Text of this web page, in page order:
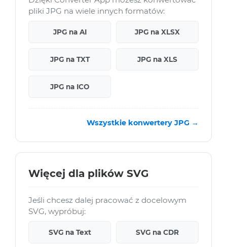
pliki JPG na wiele innych formatów:
JPG na AI JPG na XLSX
JPG na TXT JPG na XLS
JPG na ICO
Wszystkie konwertery JPG →
Więcej dla plików SVG
Jeśli chcesz dalej pracować z docelowym
SVG, wypróbuj:
SVG na Text SVG na CDR